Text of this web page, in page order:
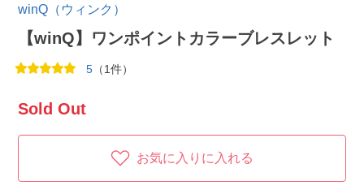
winQ（ウィンク）
【winQ】ワンポイントカラーブレスレット
5 （1件）
Sold Out
お気に入りに入れる